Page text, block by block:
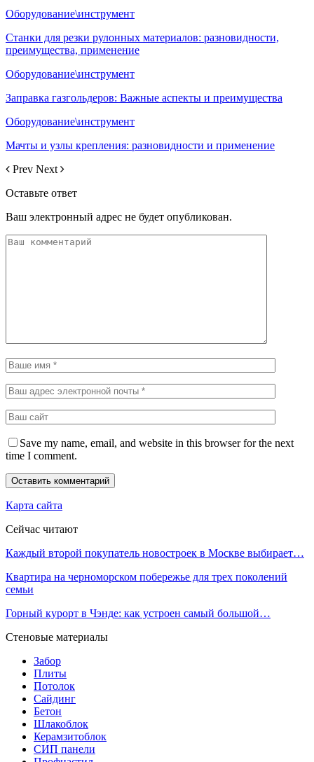
Оборудование\инструмент
Станки для резки рулонных материалов: разновидности,
преимущества, применение
Оборудование\инструмент
Заправка газгольдеров: Важные аспекты и преимущества
Оборудование\инструмент
Мачты и узлы крепления: разновидности и применение
Prev Next
Оставьте ответ
Ваш электронный адрес не будет опубликован.
Save my name, email, and website in this browser for the next
time I comment.
Карта сайта
Сейчас читают
Каждый второй покупатель новостроек в Москве выбирает…
Квартира на черноморском побережье для трех поколений
семьи
Горный курорт в Чэнде: как устроен самый большой…
Стеновые материалы
Забор
Плиты
Потолок
Сайдинг
Бетон
Шлакоблок
Керамзитоблок
СИП панели